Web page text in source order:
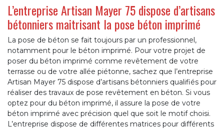
L’entreprise Artisan Mayer 75 dispose d’artisans
bétonniers maitrisant la pose béton imprimé
La pose de béton se fait toujours par un professionnel,
notamment pour le béton imprimé. Pour votre projet de
poser du béton imprimé comme revêtement de votre
terrasse ou de votre allée piétonne, sachez que l’entreprise
Artisan Mayer 75 dispose d’artisans bétonniers qualifiés pour
réaliser des travaux de pose revêtement en béton. Si vous
optez pour du béton imprimé, il assure la pose de votre
béton imprimé avec précision quel que soit le motif choisi.
L’entreprise dispose de différentes matrices pour différents